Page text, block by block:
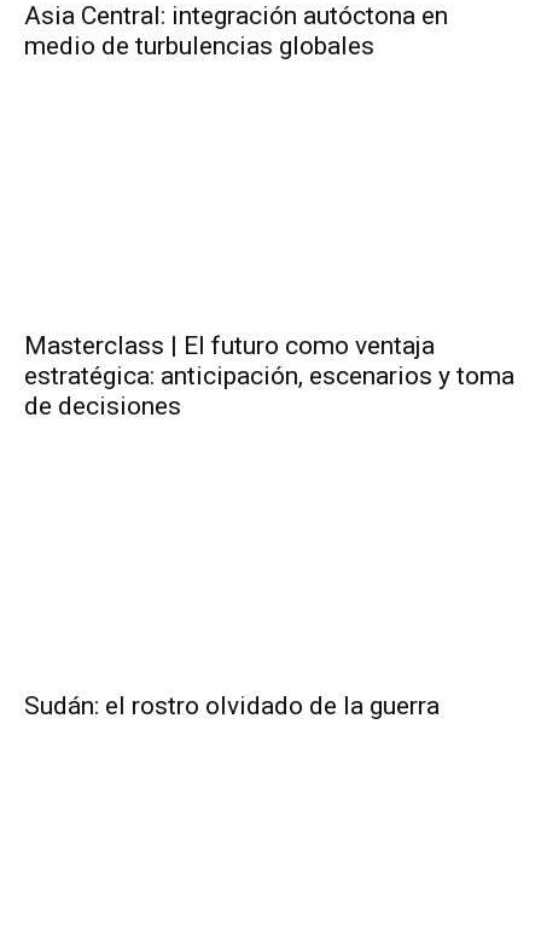
Asia Central: integración autóctona en
medio de turbulencias globales
Masterclass | El futuro como ventaja
estratégica: anticipación, escenarios y toma
de decisiones
Sudán: el rostro olvidado de la guerra